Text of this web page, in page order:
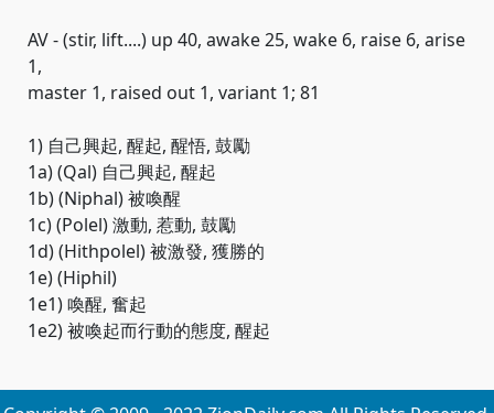
AV - (stir, lift....) up 40, awake 25, wake 6, raise 6, arise
1,
master 1, raised out 1, variant 1; 81
1) 自己興起, 醒起, 醒悟, 鼓勵
1a) (Qal) 自己興起, 醒起
1b) (Niphal) 被喚醒
1c) (Polel) 激動, 惹動, 鼓勵
1d) (Hithpolel) 被激發, 獲勝的
1e) (Hiphil)
1e1) 喚醒, 奮起
1e2) 被喚起而行動的態度, 醒起